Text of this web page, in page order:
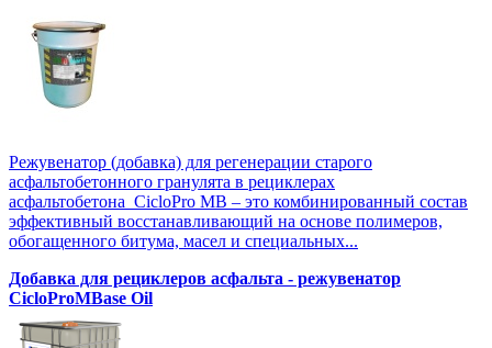
Режувенатор (добавка) для регенерации старого
асфальтобетонного гранулята в рециклерах
асфальтобетона CicloPro MB – это комбинированный состав
эффективный восстанавливающий на основе полимеров,
обогащенного битума, масел и специальных...
Добавка для рециклеров асфальта - режувенатор
CicloProMBase Oil